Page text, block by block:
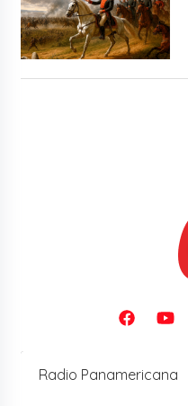
Radio Panamericana